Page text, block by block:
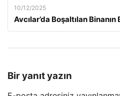
10/12/2025
Avcılar’da Boşaltılan
Bir yanıt yazın